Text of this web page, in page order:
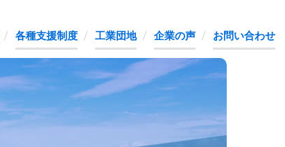
各種支援制度 工業団地 企業の声 お問い合わせ